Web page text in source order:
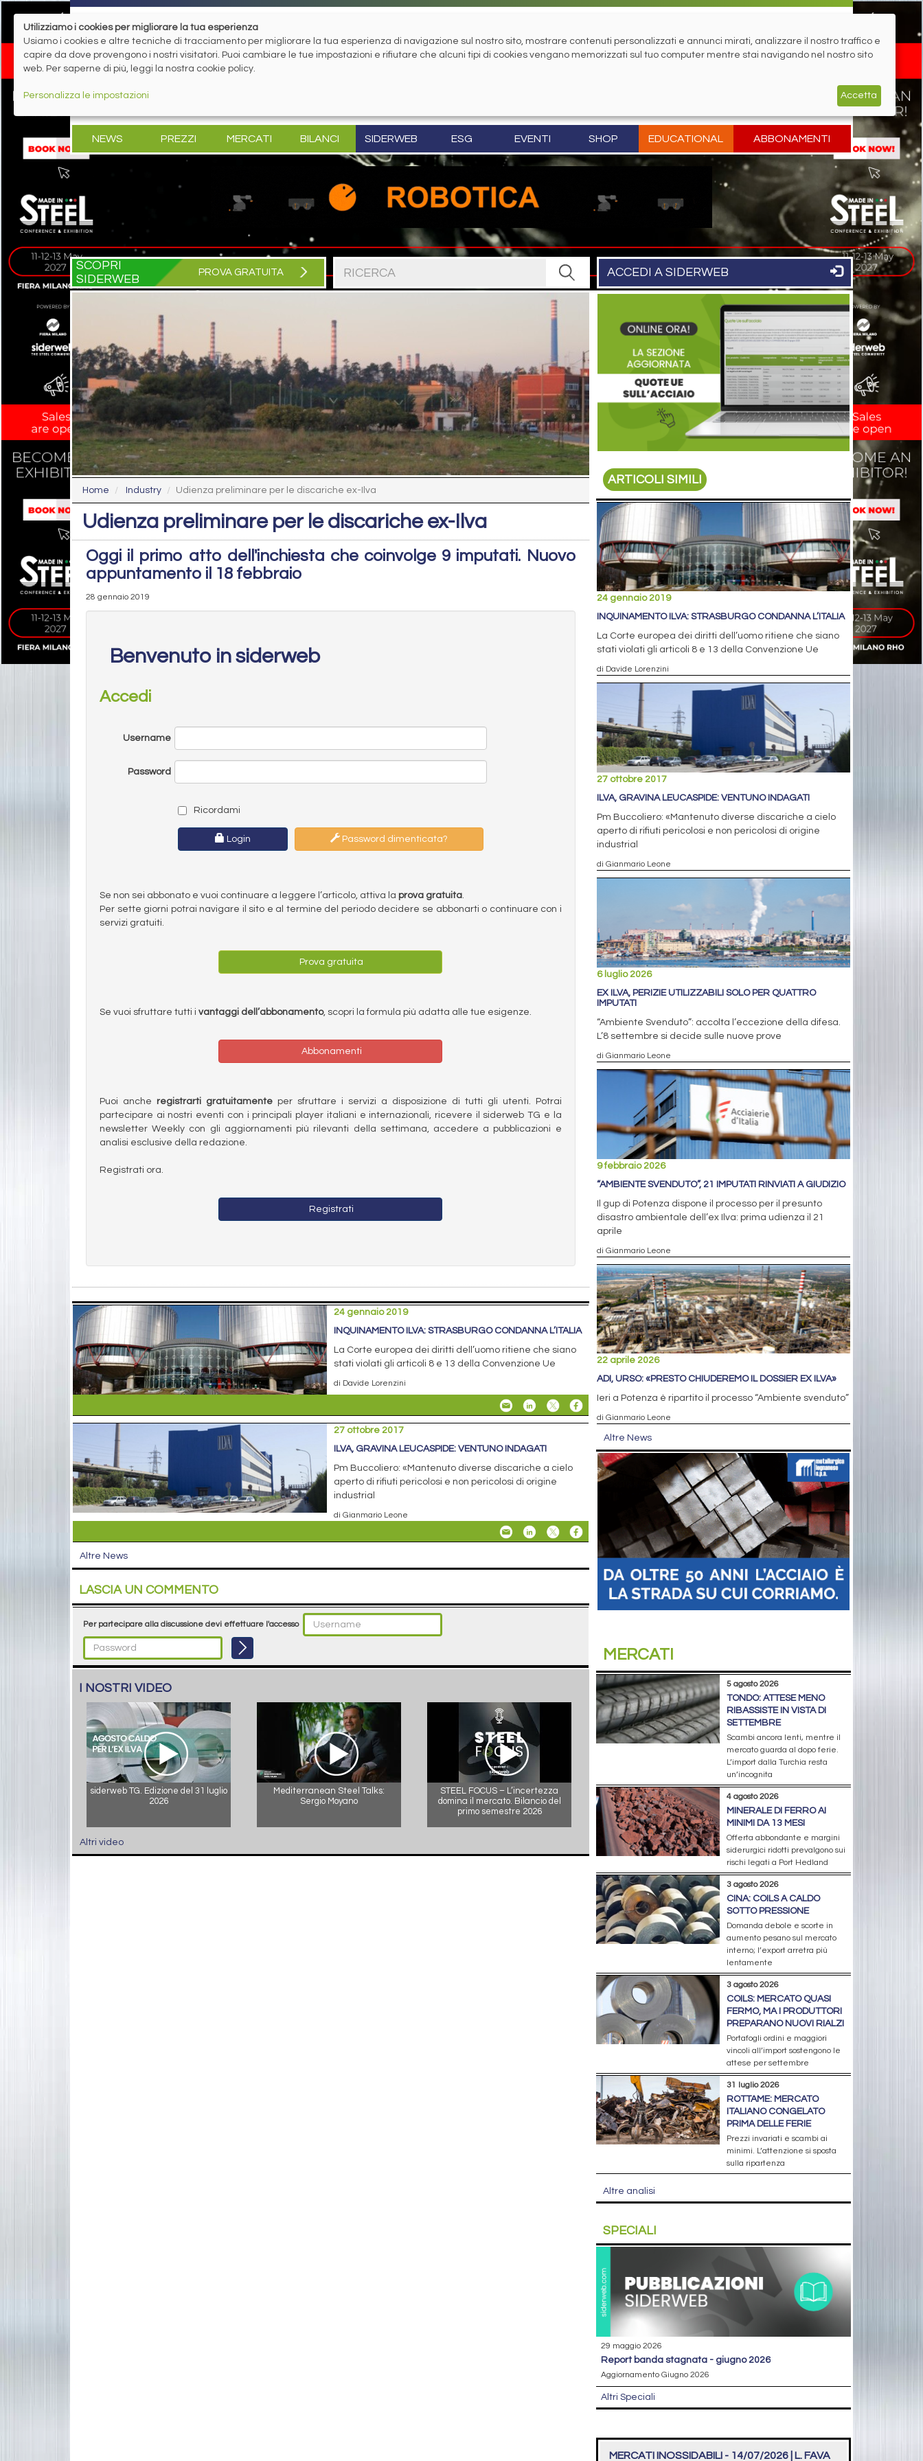
NEWS PREZZI MERCATI BILANCI SIDERWEB ESG EVENTI SHOP EDUCATIONAL ABBONAMENTI
SCOPRI
SIDERWEB
PROVA GRATUITA ACCEDI A SIDERWEB
Home Industry Udienza preliminare per le discariche ex-Ilva
Udienza preliminare per le discariche ex-Ilva
Oggi il primo atto dell'inchiesta che coinvolge 9 imputati. Nuovo
appuntamento il 18 febbraio
28 gennaio 2019
Benvenuto in siderweb
Accedi
Username
Password
Ricordami
Login Password dimenticata?
Se non sei abbonato e vuoi continuare a leggere l’articolo, attiva la prova gratuita.
Per sette giorni potrai navigare il sito e al termine del periodo decidere se abbonarti o continuare con i
servizi gratuiti.
Prova gratuita
Se vuoi sfruttare tutti i vantaggi dell’abbonamento, scopri la formula più adatta alle tue esigenze.
Abbonamenti
Puoi anche registrarti gratuitamenteper sfruttare i servizi a disposizione di tutti gli utenti. Potrai
partecipare ai nostri eventi con i principali player italiani e internazionali, ricevere il siderweb TG e la
newsletter Weekly con gli aggiornamenti più rilevanti della settimana, accedere a pubblicazioni e
analisi esclusive della redazione.
Registrati ora.
Registrati
24 gennaio 2019
INQUINAMENTO ILVA: STRASBURGO CONDANNA L’ITALIA
La Corte europea dei diritti dell’uomo ritiene che siano
stati violati gli articoli 8 e 13 della Convenzione Ue
di Davide Lorenzini
27 ottobre 2017
ILVA, GRAVINA LEUCASPIDE: VENTUNO INDAGATI
Pm Buccoliero: «Mantenuto diverse discariche a cielo
aperto di rifiuti pericolosi e non pericolosi di origine
industrial
di Gianmario Leone
Altre News
LASCIA UN COMMENTO
Per partecipare alla discussione devi effettuare l'accesso
I NOSTRI VIDEO
siderweb TG. Edizione del 31 luglio
2026
Mediterranean Steel Talks:
Sergio Moyano
STEEL FOCUS – L’incertezza
domina il mercato. Bilancio del
primo semestre 2026
Altri video
ARTICOLI SIMILI
24 gennaio 2019
INQUINAMENTO ILVA: STRASBURGO CONDANNA L’ITALIA
La Corte europea dei diritti dell’uomo ritiene che siano
stati violati gli articoli 8 e 13 della Convenzione Ue
di Davide Lorenzini
27 ottobre 2017
ILVA, GRAVINA LEUCASPIDE: VENTUNO INDAGATI
Pm Buccoliero: «Mantenuto diverse discariche a cielo
aperto di rifiuti pericolosi e non pericolosi di origine
industrial
di Gianmario Leone
6 luglio 2026
EX ILVA, PERIZIE UTILIZZABILI SOLO PER QUATTRO
IMPUTATI
“Ambiente Svenduto”: accolta l’eccezione della difesa.
L’8 settembre si decide sulle nuove prove
di Gianmario Leone
9 febbraio 2026
“AMBIENTE SVENDUTO”, 21 IMPUTATI RINVIATI A GIUDIZIO
Il gup di Potenza dispone il processo per il presunto
disastro ambientale dell’ex Ilva: prima udienza il 21
aprile
di Gianmario Leone
22 aprile 2026
ADI, URSO: «PRESTO CHIUDEREMO IL DOSSIER EX ILVA»
Ieri a Potenza è ripartito il processo “Ambiente svenduto”
di Gianmario Leone
Altre News
MERCATI
5 agosto 2026
TONDO: ATTESE MENO
RIBASSISTE IN VISTA DI
SETTEMBRE
Scambi ancora lenti, mentre il
mercato guarda al dopo ferie.
L’import dalla Turchia resta
un’incognita
4 agosto 2026
MINERALE DI FERRO AI
MINIMI DA 13 MESI
Offerta abbondante e margini
siderurgici ridotti prevalgono sui
rischi legati a Port Hedland
3 agosto 2026
CINA: COILS A CALDO
SOTTO PRESSIONE
Domanda debole e scorte in
aumento pesano sul mercato
interno; l’export arretra più
lentamente
3 agosto 2026
COILS: MERCATO QUASI
FERMO, MA I PRODUTTORI
PREPARANO NUOVI RIALZI
Portafogli ordini e maggiori
vincoli all’import sostengono le
attese per settembre
31 luglio 2026
ROTTAME: MERCATO
ITALIANO CONGELATO
PRIMA DELLE FERIE
Prezzi invariati e scambi ai
minimi. L’attenzione si sposta
sulla ripartenza
Altre analisi
SPECIALI
29 maggio 2026
report banda stagnata - giugno 2026
Aggiornamento Giugno 2026
Altri Speciali
MERCATI INOSSIDABILI - 14/07/2026 | L. FAVA
Utilizziamo i cookies per migliorare la tua esperienza
Usiamo i cookies e altre tecniche di tracciamento per migliorare la tua esperienza di navigazione sul nostro sito, mostrare contenuti personalizzati e annunci mirati, analizzare il nostro traffico e
capire da dove provengono i nostri visitatori. Puoi cambiare le tue impostazioni e rifiutare che alcuni tipi di cookies vengano memorizzati sul tuo computer mentre stai navigando nel nostro sito
web. Per saperne di più, leggi la nostra cookie policy.
Personalizza le impostazioni Accetta